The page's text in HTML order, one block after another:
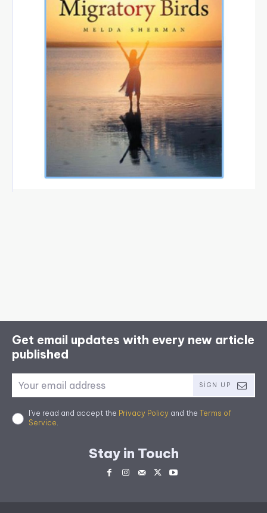
Get email updates with every new article
published
SIGN UP
I've read and accept the Privacy Policy and the Terms of
Service.
Stay in Touch